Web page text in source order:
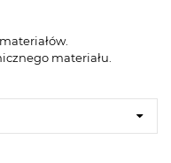
materiału.